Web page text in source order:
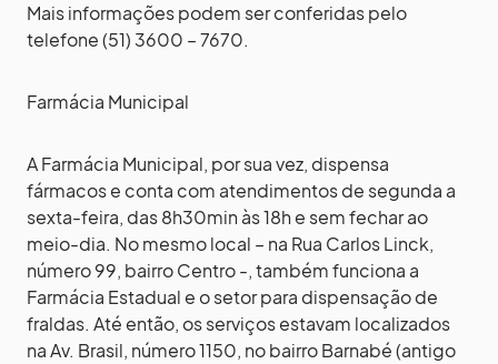
Mais informações podem ser conferidas pelo
telefone (51) 3600 – 7670.
Farmácia Municipal
A Farmácia Municipal, por sua vez, dispensa
fármacos e conta com atendimentos de segunda a
sexta-feira, das 8h30min às 18h e sem fechar ao
meio-dia. No mesmo local – na Rua Carlos Linck,
número 99, bairro Centro -, também funciona a
Farmácia Estadual e o setor para dispensação de
fraldas. Até então, os serviços estavam localizados
na Av. Brasil, número 1150, no bairro Barnabé (antigo